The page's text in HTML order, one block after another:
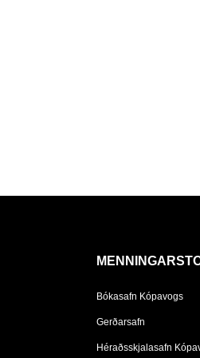
Bókasafn Kópavogs
Gerðarsafn
Héraðsskjalasafn